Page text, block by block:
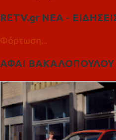
RETV.gr ΝΕΑ -
Φόρτωση...
ΑΦΑΙ ΒΑΚΑΛΟΠΟΥΛΟΥ